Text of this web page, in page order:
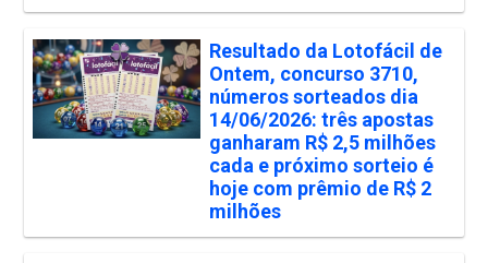
Resultado da Lotofácil de
Ontem, concurso 3710,
números sorteados dia
14/06/2026: três apostas
ganharam R$ 2,5 milhões
cada e próximo sorteio é
hoje com prêmio de R$ 2
milhões